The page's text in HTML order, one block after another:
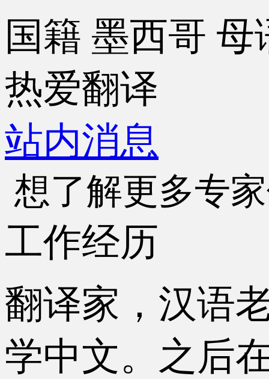
国籍 墨西哥 母
热爱翻译
站内消息
想了解更多专
工作经历
翻译家，汉语
学中文。之后